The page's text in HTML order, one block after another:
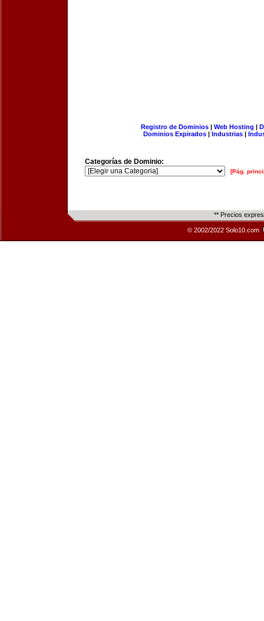
Registro de Dominios| Web Hosting |
Dominios Expirados | Industrias |
Categorías de Dominio:
[Pág.
** Precios
© 2002/2022 Solo10.com